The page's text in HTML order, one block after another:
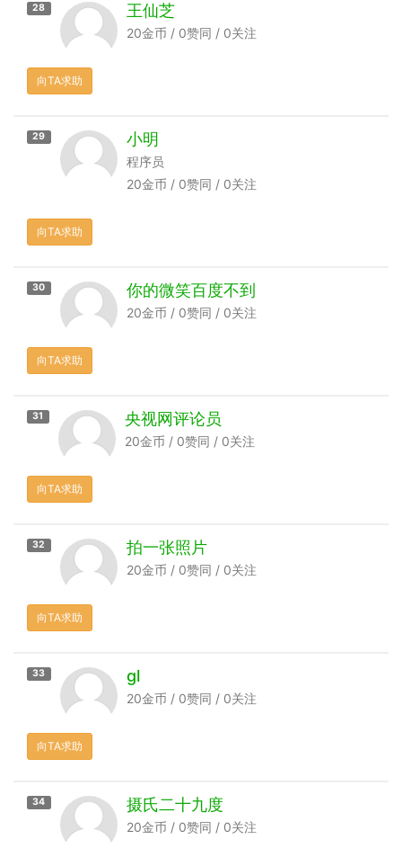
28 王仙芝
20金币 / 0赞同 / 0关注
向TA求助
29 小明
程序员
20金币 / 0赞同 / 0关注
向TA求助
30 你的微笑百度不到
20金币 / 0赞同 / 0关注
向TA求助
31 央视网评论员
20金币 / 0赞同 / 0关注
向TA求助
32 拍一张照片
20金币 / 0赞同 / 0关注
向TA求助
33 gl
20金币 / 0赞同 / 0关注
向TA求助
34 摄氏二十九度
20金币 / 0赞同 / 0关注